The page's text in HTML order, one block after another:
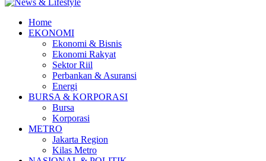
Home
EKONOMI
Ekonomi & Bisnis
Ekonomi Rakyat
Sektor Riil
Perbankan & Asuransi
Energi
BURSA & KORPORASI
Bursa
Korporasi
METRO
Jakarta Region
Kilas Metro